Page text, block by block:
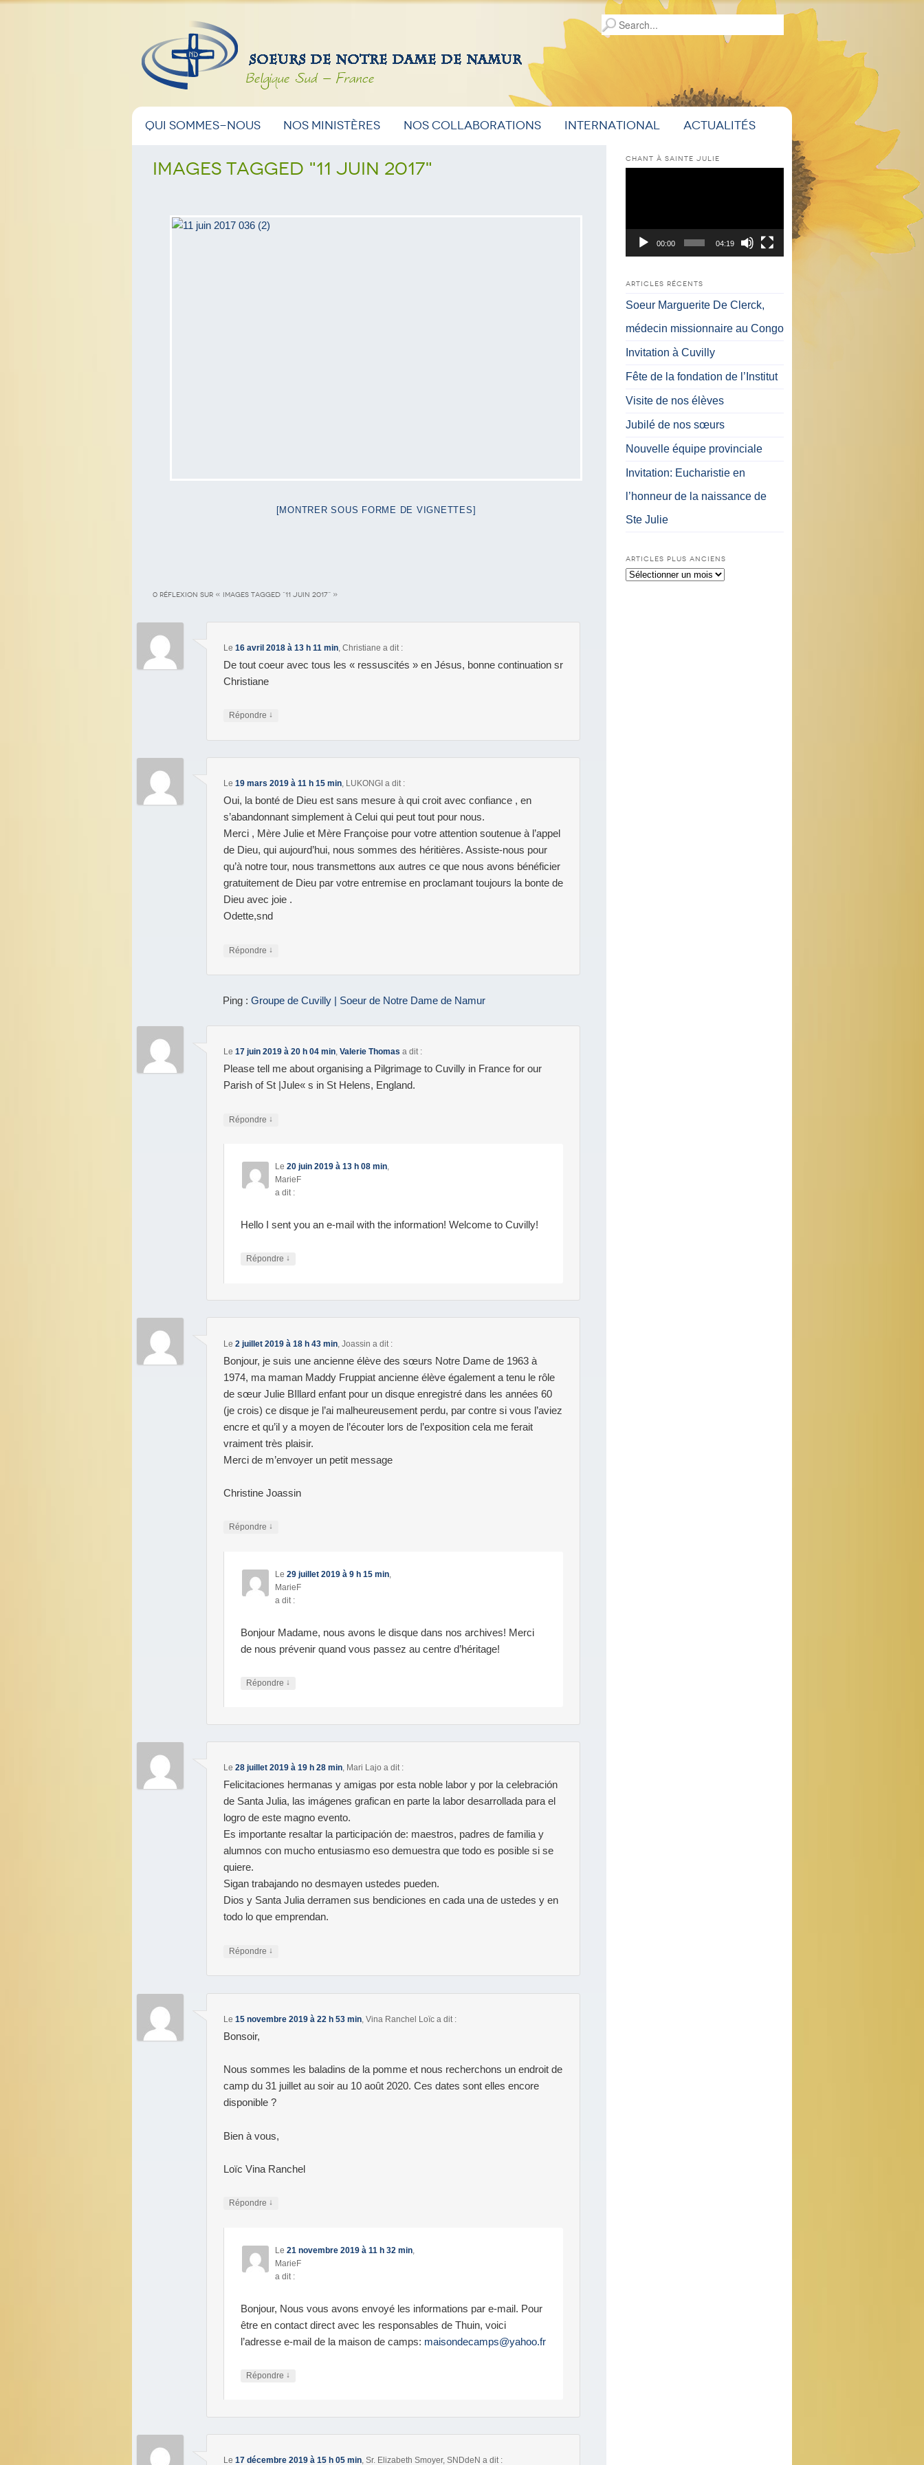
Belgique Sud – France
Recherche
Menu
principal
Aller
principal
Aller
secondaire
Qui sommes-nous Nos ministères Nos Collaborations International Actualités
Images tagged "11 juin 2017"
[MONTRER SOUS FORME DE VIGNETTES]
0 RÉFLEXION SUR « IMAGES TAGGED "11 JUIN 2017" »
Le 16 avril 2018 à 13 h 11 min, Christiane a dit :
De tout coeur avec tous les « ressuscités » en Jésus, bonne continuation sr
Christiane
Répondre ↓
Le 19 mars 2019 à 11 h 15 min, LUKONGI a dit :
Oui, la bonté de Dieu est sans mesure à qui croit avec confiance , en
s’abandonnant simplement à Celui qui peut tout pour nous.
Merci , Mère Julie et Mère Françoise pour votre attention soutenue à l’appel
de Dieu, qui aujourd’hui, nous sommes des héritières. Assiste-nous pour
qu’à notre tour, nous transmettons aux autres ce que nous avons bénéficier
gratuitement de Dieu par votre entremise en proclamant toujours la bonte de
Dieu avec joie .
Odette,snd
Répondre ↓
Ping : Groupe de Cuvilly | Soeur de Notre Dame de Namur
Le 17 juin 2019 à 20 h 04 min, Valerie Thomas a dit :
Please tell me about organising a Pilgrimage to Cuvilly in France for our
Parish of St |Jule« s in St Helens, England.
Répondre ↓
Le20 juin 2019 à 13 h 08 min,
MarieF
a dit :
Hello I sent you an e-mail with the information! Welcome to Cuvilly!
Répondre ↓
Le 2 juillet 2019 à 18 h 43 min Joassin a dit :
Bonjour, je suis une ancienne élève des sœurs Notre Dame de 1963 à
1974, ma maman Maddy Fruppiat ancienne élève également a tenu le rôle
de sœur Julie BIllard enfant pour un disque enregistré dans les années 60
(je crois) ce disque je l’ai malheureusement perdu, par contre si vous l’aviez
encre et qu’il y a moyen de l’écouter lors de l’exposition cela me ferait
vraiment très plaisir.
Merci de m’envoyer un petit message
Christine Joassin
Répondre ↓
Le29 juillet 2019 à 9 h 15 min,
MarieF
a dit :
Bonjour Madame, nous avons le disque dans nos archives! Merci
de nous prévenir quand vous passez au centre d’héritage!
Répondre ↓
Le 28 juillet 2019 à 19 h 28 min, Mari Lajo a dit :
Felicitaciones hermanas y amigas por esta noble labor y por la celebración
de Santa Julia, las imágenes grafican en parte la labor desarrollada para el
logro de este magno evento.
Es importante resaltar la participación de: maestros, padres de familia y
alumnos con mucho entusiasmo eso demuestra que todo es posible si se
quiere.
Sigan trabajando no desmayen ustedes pueden.
Dios y Santa Julia derramen sus bendiciones en cada una de ustedes y en
todo lo que emprendan.
Répondre ↓
Le 15 novembre 2019 à 22 h 53 min, Vina Ranchel Loïc a dit :
Bonsoir,
Nous sommes les baladins de la pomme et nous recherchons un endroit de
camp du 31 juillet au soir au 10 août 2020. Ces dates sont elles encore
disponible ?
Bien à vous,
Loïc Vina Ranchel
Répondre ↓
Le21 novembre 2019 à 11 h 32 min,
MarieF
a dit :
Bonjour, Nous vous avons envoyé les informations par e-mail. Pour
être en contact direct avec les responsables de Thuin, voici
l’adresse e-mail de la maison de camps: maisondecamps@yahoo.fr
Répondre ↓
Le 17 décembre 2019 à 15 h 05 min, Sr. Elizabeth Smoyer, SNDdeN a dit :
CHANT À SAINTE JULIE
00:00 04:19
ARTICLES RÉCENTS
Soeur Marguerite De Clerck,
médecin missionnaire au Congo
Invitation à Cuvilly
Fête de la fondation de l’Institut
Visite de nos élèves
Jubilé de nos sœurs
Nouvelle équipe provinciale
Invitation: Eucharistie en
l’honneur de la naissance de
Ste Julie
ARTICLES PLUS ANCIENS
Articles